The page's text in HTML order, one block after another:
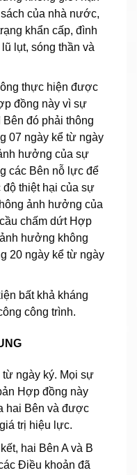
của nhà nước,
khẩn cấp, đình
lụt, sóng thần và
thực hiện được
đồng này vì sự
Bên đó phải thông
07 ngày kể từ ngày
hưởng của sự
các Bên nỗ lực để
độ thiệt hại của sự
ảnh hưởng của
chấm dứt Hợp
hưởng không
20 ngày kể từ ngày
bất khả kháng
công trình.
ngày ký. Mọi sự
Hợp đồng này
hai Bên và được
trị hiệu lực.
hai Bên A và B
Điều khoản đã